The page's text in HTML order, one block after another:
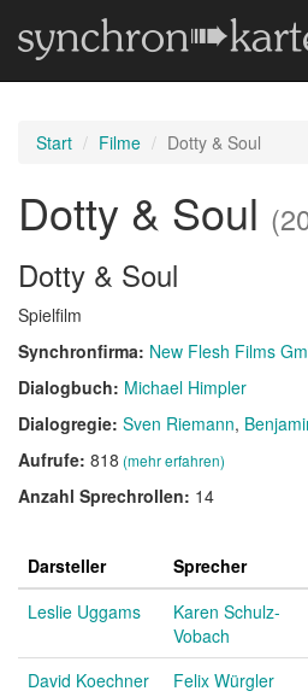
Start Filme Dotty & Soul
Dotty & Soul
Dotty & Soul
Spielfilm
Synchronfirma: New Flesh Films
Dialogbuch: Michael Himpler
Dialogregie: Sven Riemann
Aufrufe: 818 (mehr erfahren)
Anzahl Sprechrollen: 14
Darsteller Sprecher
Leslie Uggams
Karen Schulz-
Vobach
David Koechner Felix Würgler